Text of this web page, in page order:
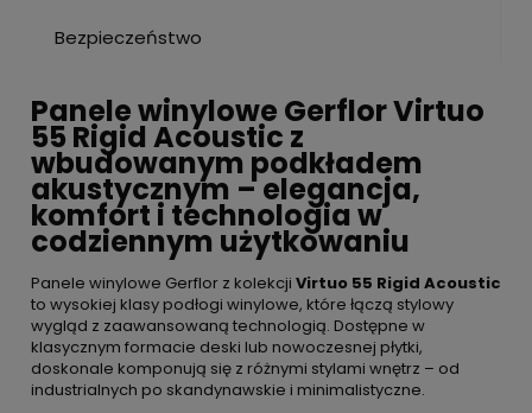
Bezpieczeństwo
Panele winylowe Gerflor Virtuo
55 Rigid Acoustic z
wbudowanym podkładem
akustycznym – elegancja,
komfort i technologia w
codziennym użytkowaniu
Panele winylowe Gerflor z kolekcji Virtuo 55 Rigid Acoustic
to wysokiej klasy podłogi winylowe, które łączą stylowy
wygląd z zaawansowaną technologią. Dostępne w
klasycznym formacie deski lub nowoczesnej płytki,
doskonale komponują się z różnymi stylami wnętrz – od
industrialnych po skandynawskie i minimalistyczne.